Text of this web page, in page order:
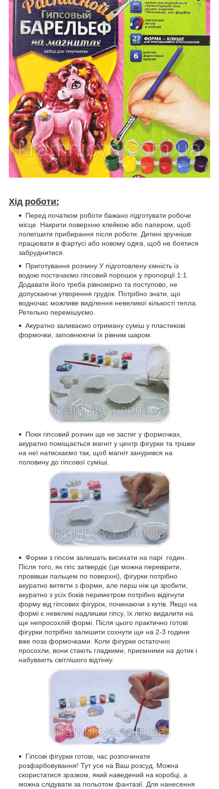
Хід роботи:
Перед початком роботи бажано підготувати робоче
місце. Накрити поверхню клейкою або папером, щоб
полегшити прибирання після роботи. Дитині зручніше
працювати в фартусі або новому одязі, щоб не боятися
забруднитися.
Приготування розчину У підготовлену ємність із
водою постачаємо гіпсовий порошок у пропорції 1:1.
Додавати його треба рівномірно та поступово, не
допускаючи утворення грудок. Потрібно знати, що
водночас можливе виділення невеликої кількості тепла.
Ретельно перемішуємо.
Акуратно заливаємо отриману суміш у пластикові
формочки, заповнюючи їх рівним шаром.
Поки гіпсовий розчин ще не застиг у формочках,
акуратно поміщається магніт у центр фігурки та трішки
на неї натискаємо так, щоб магніт занурився на
половину до гіпсової суміші.
Форми з гіпсом залишать висихати на парі годин.
Після того, як гіпс затвердіє (це можна перевірити,
провівши пальцем по поверхні), фігурки потрібно
акуратно витягти з форми, але перш ніж це зробити,
акуратно з усіх боків периметром потрібно відігнути
форму від гіпсових фігурок, починаючи з кутів. Якщо на
формі є невеликі надлишки гіпсу, їх легко видалити на
ще непросохлій формі. Після цього практично готові
фігурки потрібно залишити сохнути ще на 2-3 години
вже поза формочками. Коли фігурки остаточно
просохли, вони стають гладкими, приємними на дотик і
набувають світлішого відтінку.
Гіпсові фігурки готові, час розпочинати
розфарбовування! Тут усе на Ваш розсуд. Можна
скористатися зразком, який наведений на коробці, а
можна слідувати за польотом фантазії. Для нанесення